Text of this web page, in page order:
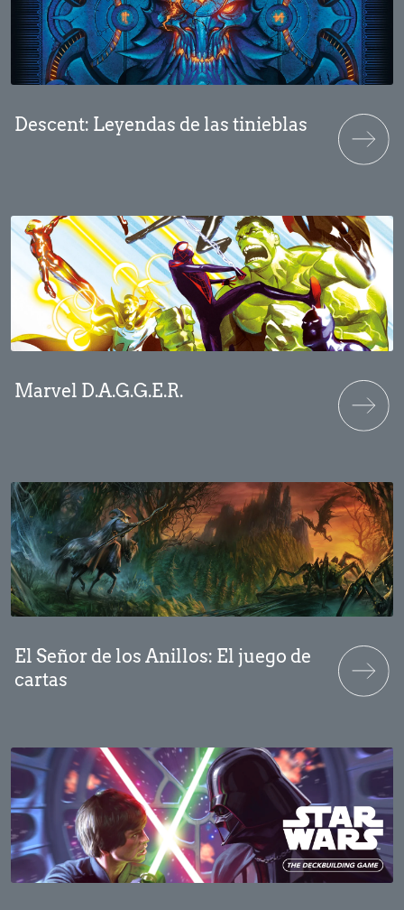
Descent: Leyendas de las tinieblas
Marvel D.A.G.G.E.R.
El Señor de los Anillos: El juego de
cartas